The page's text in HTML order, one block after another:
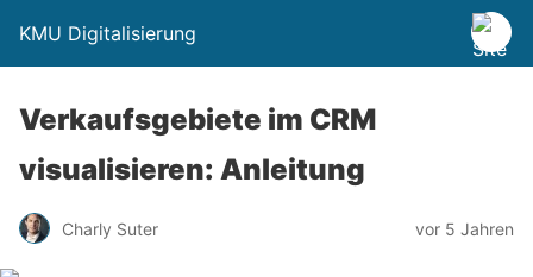
KMU Digitalisierung
Verkaufsgebiete im CRM
visualisieren: Anleitung
Charly Suter vor 5 Jahren